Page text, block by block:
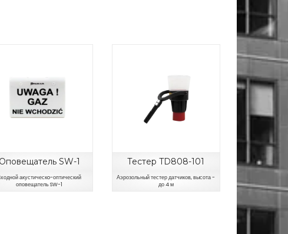
Оповещатель SW-1
акустическo-оптический
оповещатель SW-1
Тестер TD808-101
Аэрозольный тестер датчиков, высота -
до 4 м